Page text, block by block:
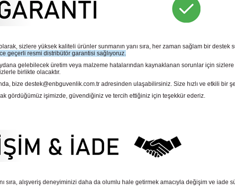
sizlere yüksek kaliteli ürünler sunmanın yanı sıra, her zaman sağlam bir destek
geçerli resmi distribütör garantisi sağlıyoruz.
gelebilecek üretim veya malzeme hatalarından kaynaklanan sorunlar için
birlikte olacaktır.
bize destek@enbguvenlik.com.tr adresinden ulaşabilirsiniz. Size hızlı ve etkili bir
gördüğümüz işimizde, güvendiğiniz ve tercih ettiğiniz için teşekkür ederiz.
sıra, alışveriş deneyiminizi daha da olumlu hale getirmek amacıyla değişim ve